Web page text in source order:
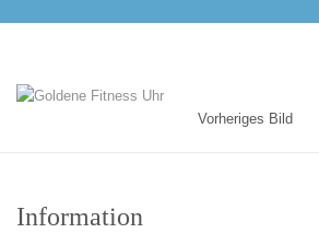
Vorheriges Bild
Information